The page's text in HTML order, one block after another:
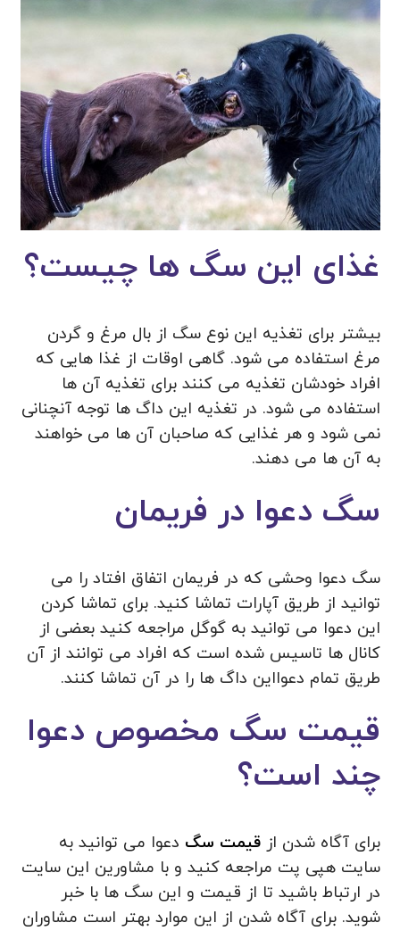
غذای این سگ ها چیست؟
بیشتر برای تغذیه این نوع سگ از بال مرغ و گردن
مرغ استفاده می‌ شود. گاهی اوقات از غذا هایی که
افراد خودشان تغذیه می کنند برای تغذیه آن ها
استفاده می شود. در تغذیه این داگ ها توجه آنچنانی
نمی‌ شود و هر غذایی که صاحبان آن ها می خواهند
به آن ها می دهند.
سگ دعوا در فریمان
سگ دعوا وحشی که در فریمان اتفاق افتاد را می
توانید از طریق آپارات تماشا کنید. برای تماشا کردن
این دعوا می‌ توانید به گوگل مراجعه کنید بعضی از
کانال ها تاسیس شده است که افراد می‌ توانند از آن
طریق تمام دعوااین داگ ها را در آن تماشا کنند.
قیمت سگ مخصوص دعوا
چند است؟
برای آگاه شدن ازقیمت سگ دعوا می توانید به
سایت هپی پت مراجعه کنید و با مشاورین این سایت
در ارتباط باشید تا از قیمت و این سگ ها با خبر
شوید. برای آگاه شدن از این موارد بهتر است مشاوران